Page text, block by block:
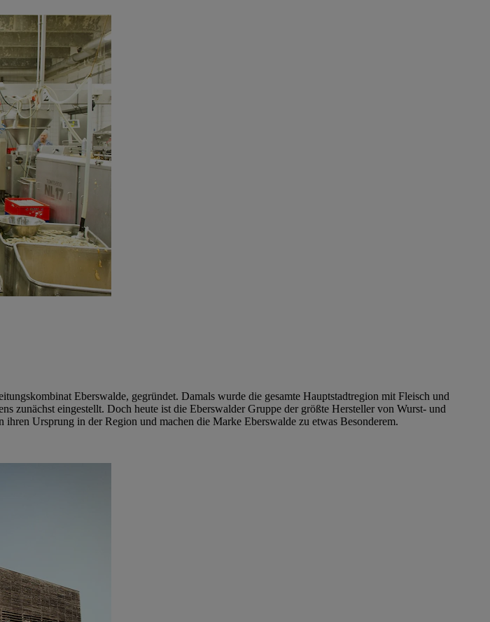
Eberswalde, gegründet. Damals wurde die gesamte Hauptstadtregion mit Fleisch und
zunächst eingestellt. Doch heute ist die Eberswalder Gruppe der größte Hersteller von Wurst- und
Ursprung in der Region und machen die Marke Eberswalde zu etwas Besonderem.